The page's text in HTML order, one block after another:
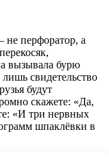
перфоратор, а
вызывала бурю
свидетельство
будут
скажете: «Да,
«И три нервных
шпаклёвки в